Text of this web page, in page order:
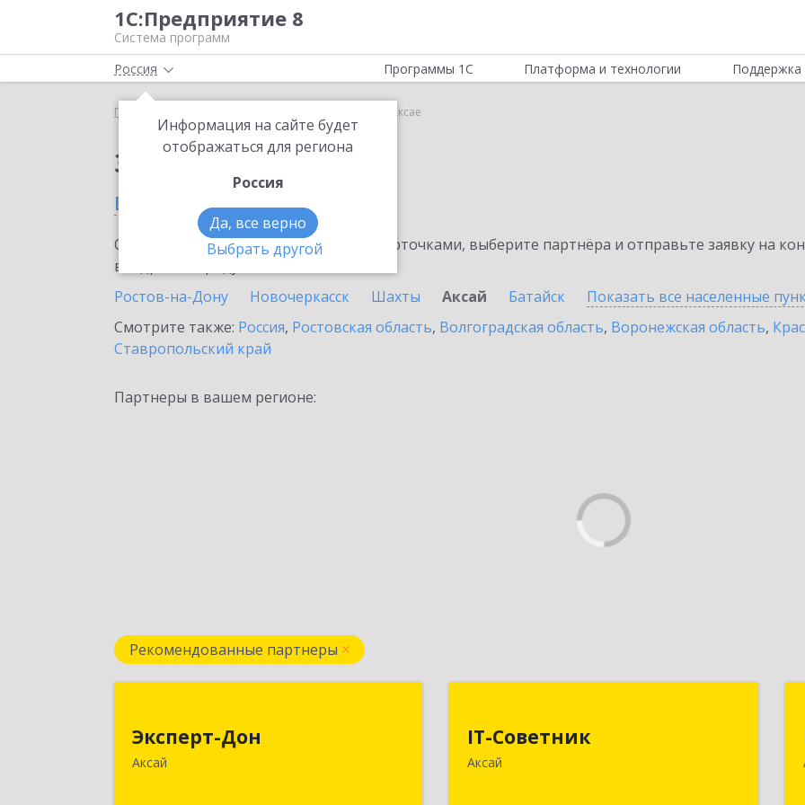
1С:Предприятие 8
Система программ
Россия
Информация на сайте будет
отображаться для региона
Россия
Да, все верно
Выбрать другой
Программы 1С Платформа и технологии Поддержка
Главная 1С:МДЛП в Аксае
Заказать 1С:МДЛП
в Аксае
Ознакомьтесь с информационными карточками, выберите партнёра и отправьте заявку на
внедрение продукта.
Ростов-на-Дону
Новочеркасск Шахты Аксай Батайск Показать все населенные
Смотрите также: Россия, Ростовская область, Волгоградская область, Воронежская область,
Ставропольский край
Партнеры в вашем регионе:
Рекомендованные партнеры
Эксперт-Дон
Аксай
346720, Ростовская обл, Аксай г,
Буденного ул, дом № 136, оф.16-17
IT-Советник
Аксай